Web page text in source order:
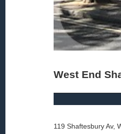
West End
119 Shaftesbury Av,